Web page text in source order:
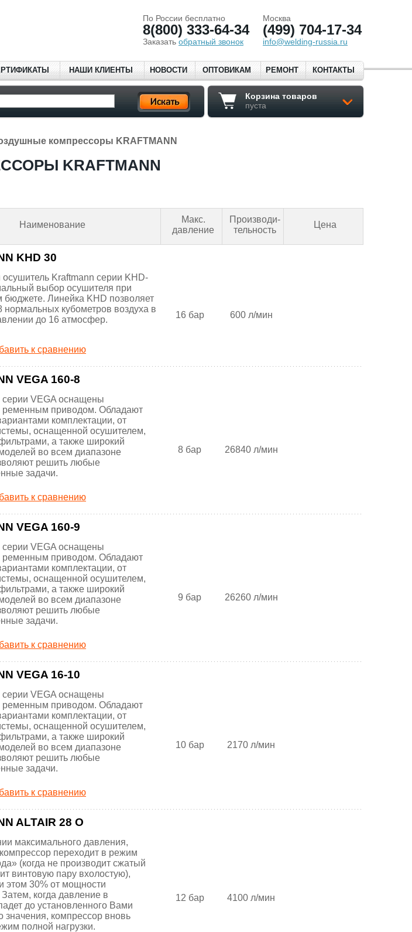
По России бесплатно
8(800) 333-64-34
Заказать обратный звонок
Москва
(499) 704-17-34
info@welding-russia.ru
НАШИ КЛИЕНТЫ НОВОСТИ ОПТОВИКАМ РЕМОНТ КОНТАКТЫ
Корзина товаров
пуста
компрессоры KRAFTMANN
KRAFTMANN
Наименование
Макс.
давление
Производи-
тельность
Цена
KHD 30
Kraftmann серии KHD-
выбор осушителя при
бюджете. Линейка KHD позволяет
нормальных кубометров воздуха в
до 16 атмосфер.
к сравнению
16 бар 600 л/мин
VEGA 160-8
VEGA оснащены
ременным приводом. Обладают
комплектации, от
оснащенной осушителем,
а также широкий
во всем диапазоне
решить любые
задачи.
к сравнению
8 бар 26840 л/мин
VEGA 160-9
VEGA оснащены
ременным приводом. Обладают
комплектации, от
оснащенной осушителем,
а также широкий
во всем диапазоне
решить любые
задачи.
к сравнению
9 бар 26260 л/мин
VEGA 16-10
VEGA оснащены
ременным приводом. Обладают
комплектации, от
оснащенной осушителем,
а также широкий
во всем диапазоне
решить любые
задачи.
к сравнению
10 бар 2170 л/мин
ALTAIR 28 O
максимального давления,
переходит в режим
(когда не производит сжатый
винтовую пару вхолостую),
этом 30% от мощности
когда давление в
до установленного Вами
значения, компрессор вновь
полной нагрузки.
12 бар 4100 л/мин